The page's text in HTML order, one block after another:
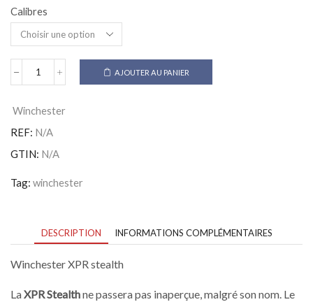
Calibres
quantité
XPR
stealth
AJOUTER AU PANIER
Winchester
REF: N/A
GTIN: N/A
Tag: winchester
DESCRIPTION INFORMATIONS COMPLÉMENTAIRES
Winchester XPR stealth
LaXPR Stealthne passera pas inaperçue, malgré son nom. Le